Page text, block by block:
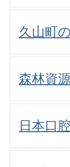
久山町
森林資
日本口